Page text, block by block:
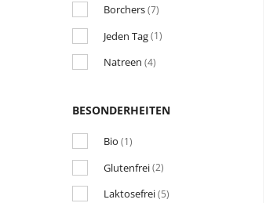
Borchers(7)
Jeden Tag(1)
Natreen (4)
BESONDERHEITEN
Bio (1)
Glutenfrei(2)
Laktosefrei(5)